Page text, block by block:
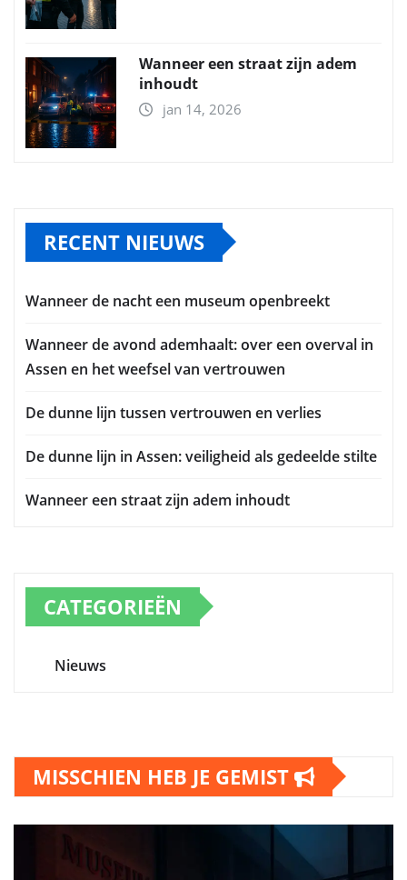
Wanneer een straat zijn adem
inhoudt
jan 14, 2026
RECENT NIEUWS
Wanneer de nacht een museum openbreekt
Wanneer de avond ademhaalt: over een overval in
Assen en het weefsel van vertrouwen
De dunne lijn tussen vertrouwen en verlies
De dunne lijn in Assen: veiligheid als gedeelde stilte
Wanneer een straat zijn adem inhoudt
CATEGORIEËN
Nieuws
MISSCHIEN HEB JE GEMIST